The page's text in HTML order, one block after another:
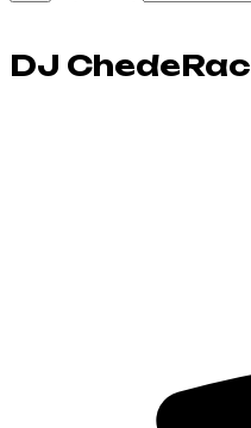
DJ ChedeRac